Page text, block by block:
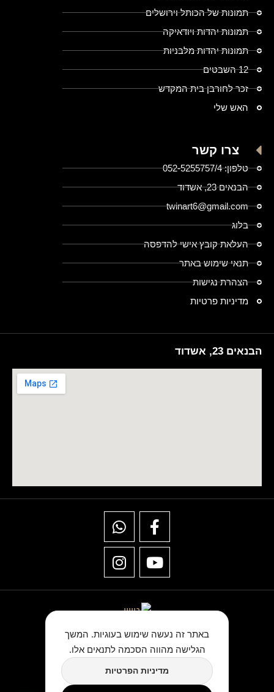
תמונות של הכותל וירושלים
תמונות יהדות ויודאיקה
תמונות יהדות מלבניות
12 השבטים
זכר לחורבן בית המקדש
האש שלי
צרו קשר
טלפון: 052-5255757/4
הבנאים 23, אשדוד
twinart6@gmail.com
בלוג
העלאת קובץ אישי להדפסה
תנאי שימוש באתר
הצהרת נגישות
מדיניות פרטיות
הבנאים 23, אשדוד
★★★★★
כתבו לנו ביקורת בגוגל
באתר זה נעשה שימוש בעוגיות. המשך
הגלישה מהווה הסכמה לתנאים אלו.
מדיניות הפרטיות